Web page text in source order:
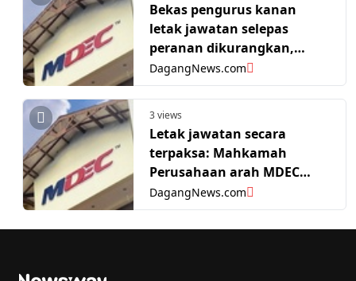
Bekas pengurus kanan
letak jawatan selepas
peranan dikurangkan,
Mahkamah Perusahaan
arah MDEC bayar pampasan
lebih RM500,000
DagangNews.com
3 views
Letak jawatan secara
terpaksa: Mahkamah
Perusahaan arah MDEC
bayar lebih RM500,000
kepada bekas pengurus
kanan
DagangNews.com